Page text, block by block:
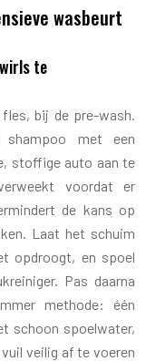
wasbeurt
te
bij de pre-wash.
met een
stoffige auto aan te
voordat er
de kans op
Laat het schuim
opdroogt, en spoel
Pas daarna
methode: één
schoon spoelwater,
veilig af te voeren